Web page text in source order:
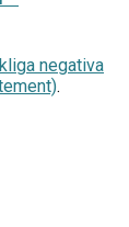
negativa
.